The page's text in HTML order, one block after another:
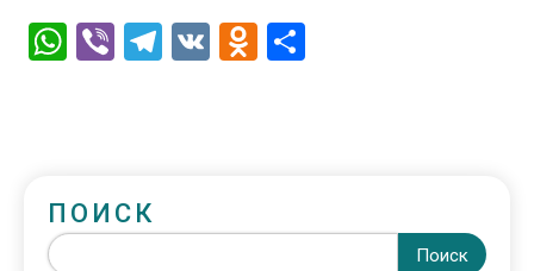
WhatsApp
ViberTelegram
VK Odnoklassniki
ПОИСК
Поиск